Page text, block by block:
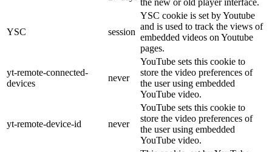
the new or old player interface.
YSC session
YSC cookie is set by Youtube
and is used to track the views of
embedded videos on Youtube
pages.
yt-remote-connected-
devices
never
YouTube sets this cookie to
store the video preferences of
the user using embedded
YouTube video.
yt-remote-device-id never
YouTube sets this cookie to
store the video preferences of
the user using embedded
YouTube video.